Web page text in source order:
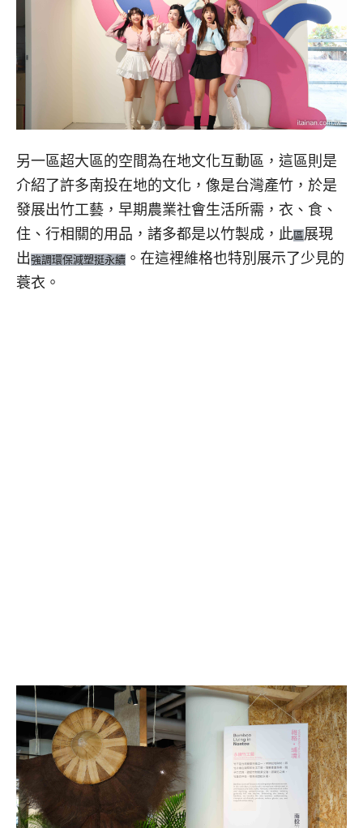
另一區超大區的空間為在地文化互動區，這區則是
介紹了許多南投在地的文化，像是台灣產竹，於是
發展出竹工藝，早期農業社會生活所需，衣、食、
住、行相關的用品，諸多都是以竹製成，此區展現
出強調環保減塑挺永續 。在這裡維格也特別展示了少見的
蓑衣。